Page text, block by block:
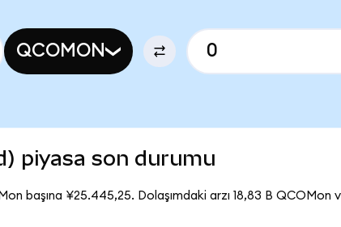
QCOMON
piyasa son durumu
başına ¥25.445,25. Dolaşımdaki arzı 18,83 B QCOMon